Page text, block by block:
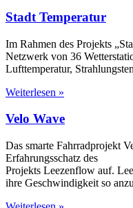
Stadt Temperatur
Im Rahmen des Projekts
Netzwerk von 36
Lufttemperatur,
Weiterlesen »
Velo Wave
Das smarte Fahrradprojekt
Erfahrungsschatz des
Projekts Leezenflow auf.
ihre Geschwindigkeit so